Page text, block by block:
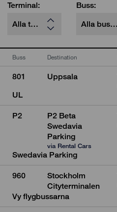
Terminal: Buss:
Buss Destination
801 Uppsala
UL
P2
P2 Beta
Swedavia
Parking
via Rental Cars
Swedavia Parking
960
Stockholm
Cityterminalen
Vy flygbussarna